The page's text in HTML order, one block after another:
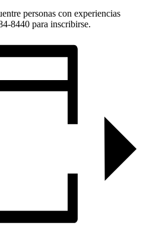
personas con experiencias
8440 para inscribirse.